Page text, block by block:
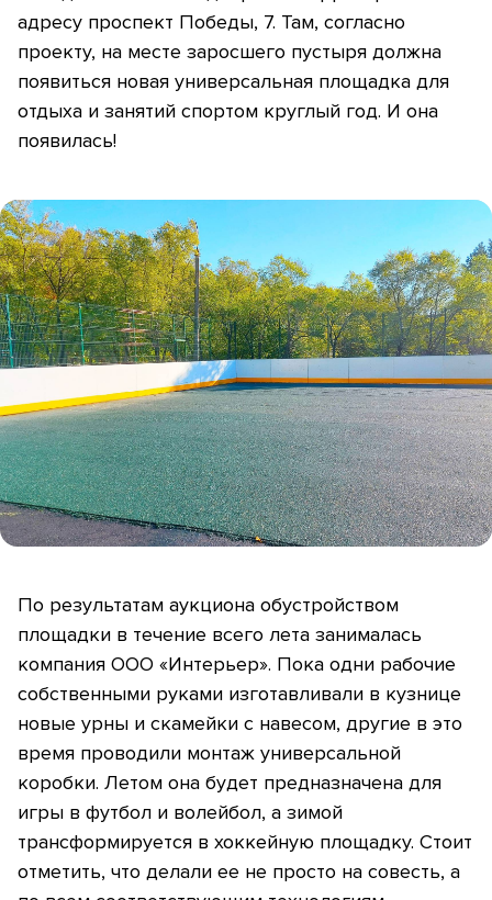
адресу проспект Победы, 7. Там, согласно
проекту, на месте заросшего пустыря должна
появиться новая универсальная площадка для
отдыха и занятий спортом круглый год. И она
появилась!
По результатам аукциона обустройством
площадки в течение всего лета занималась
компания ООО «Интерьер». Пока одни рабочие
собственными руками изготавливали в кузнице
новые урны и скамейки с навесом, другие в это
время проводили монтаж универсальной
коробки. Летом она будет предназначена для
игры в футбол и волейбол, а зимой
трансформируется в хоккейную площадку. Стоит
отметить, что делали ее не просто на совесть, а